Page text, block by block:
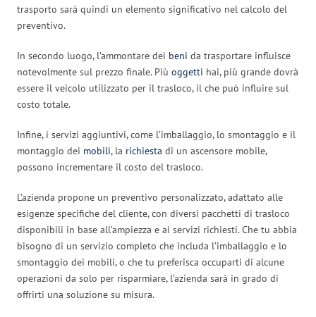
trasporto sarà quindi un elemento significativo nel calcolo del
preventivo.
In secondo luogo, l’ammontare dei beni da trasportare influisce
notevolmente sul prezzo finale. Più oggetti hai, più grande dovrà
essere il veicolo utilizzato per il trasloco, il che può influire sul
costo totale.
Infine, i servizi aggiuntivi, come l’imballaggio, lo smontaggio e il
montaggio dei mobili, la richiesta di un ascensore mobile,
possono incrementare il costo del trasloco.
L’azienda propone un preventivo personalizzato, adattato alle
esigenze specifiche del cliente, con diversi pacchetti di trasloco
disponibili in base all’ampiezza e ai servizi richiesti. Che tu abbia
bisogno di un servizio completo che includa l’imballaggio e lo
smontaggio dei mobili, o che tu preferisca occuparti di alcune
operazioni da solo per risparmiare, l’azienda sarà in grado di
offrirti una soluzione su misura.